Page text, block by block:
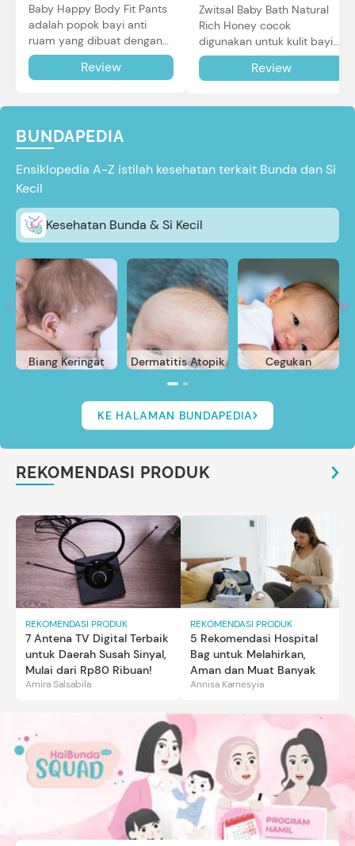
Baby Happy Body Fit Pants
adalah popok bayi anti
ruam yang dibuat dengan
teknologi Air Through
Technology.Review
Zwitsal Baby Bath Natural
Rich Honey cocok
digunakan untuk kulit bayi
baru lahir bahkan kulit
sensitif sekalipun. Simak
Review
BUNDAPEDIA
Ensiklopedia A-Z istilah kesehatan terkait Bunda dan Si
Kecil
Kesehatan Bunda & Si Kecil
Biang Keringat Dermatitis Atopik Cegukan
KE HALAMAN BUNDAPEDIA
REKOMENDASI PRODUK
REKOMENDASI PRODUK
7 Antena TV Digital Terbaik
untuk Daerah Susah Sinyal,
Mulai dari Rp80 Ribuan!
Amira Salsabila
REKOMENDASI PRODUK
5 Rekomendasi Hospital
Bag untuk Melahirkan,
Aman dan Muat Banyak
Annisa Karnesyia